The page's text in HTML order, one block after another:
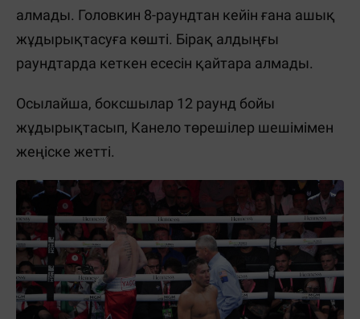
алмады. Головкин 8-раундтан кейін ғана ашық
жұдырықтасуға көшті. Бірақ алдыңғы
раундтарда кеткен есесін қайтара алмады.
Осылайша, боксшылар 12 раунд бойы
жұдырықтасып, Канело төрешілер шешімімен
жеңіске жетті.